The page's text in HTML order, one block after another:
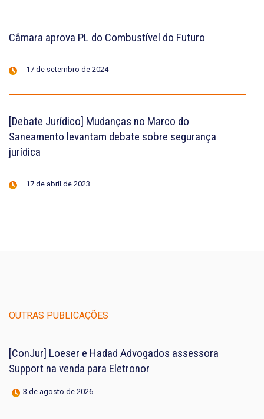
Câmara aprova PL do Combustível do Futuro
17 de setembro de 2024
[Debate Jurídico] Mudanças no Marco do
Saneamento levantam debate sobre segurança
jurídica
17 de abril de 2023
OUTRAS PUBLICAÇÕES
[ConJur] Loeser e Hadad Advogados assessora
Support na venda para Eletronor
3 de agosto de 2026